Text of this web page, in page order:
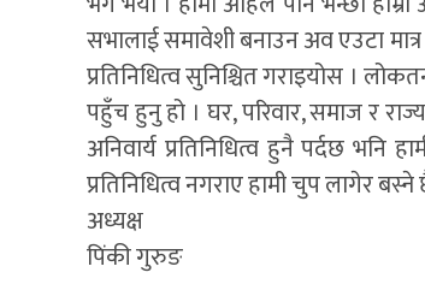
सभालाई समावेशी बनाउन अव एउटा
प्रतिनिधित्व सुनिश्चित गराइयोस ।
पहुँच हुनु हो । घर, परिवार, समाज र
अनिवार्य प्रतिनिधित्व हुनै पर्दछ भनि
प्रतिनिधित्व नगराए हामी चुप लागेर बस्ने
अध्यक्ष
पिंकी गुरुङ